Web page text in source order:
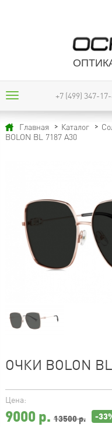
+7 (499) 347-
Главная Каталог
BOLON BL 7187 A30
ОЧКИ BOLON
Цена:
9000р. 13500 р. -